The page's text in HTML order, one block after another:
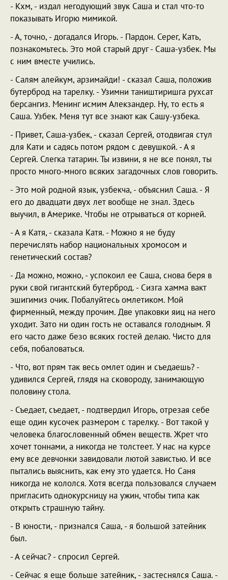
- Кхм, - издал негодующий звук Саша и стал что-то
показывать Игорю мимикой.
- А, точно, - догадался Игорь. - Пардон. Серег, Кать,
познакомьтесь. Это мой старый друг - Саша-узбек. Мы
с ним вместе учились.
- Салям алейкум, арзимайди! - сказал Саша, положив
бутерброд на тарелку. - Узимни таништиришга рухсат
берсангиз. Менинг исмим Алекзандер. Ну, то есть я
Саша. Узбек. Меня тут все знают как Сашу-узбека.
- Привет, Саша-узбек, - сказал Сергей, отодвигая стул
для Кати и садясь потом рядом с девушкой. - А я
Сергей. Слегка татарин. Ты извини, я не все понял, ты
просто много-много всяких загадочных слов говорить.
- Это мой родной язык, узбекча, - объяснил Саша. - Я
его до двадцати двух лет вообще не знал. Здесь
выучил, в Америке. Чтобы не отрываться от корней.
- А я Катя, - сказала Катя. - Можно я не буду
перечислять набор национальных хромосом и
генетический состав?
- Да можно, можно, - успокоил ее Саша, снова беря в
руки свой гигантский бутерброд. - Сизга хамма вакт
эшигимиз очик. Побалуйтесь омлетиком. Мой
фирменный, между прочим. Две упаковки яиц на него
уходит. Зато ни один гость не оставался голодным. Я
его часто даже безо всяких гостей делаю. Чисто для
себя, побаловаться.
- Что, вот прям так весь омлет один и съедаешь? -
удивился Сергей, глядя на сковороду, занимающую
половину стола.
- Съедает, съедает, - подтвердил Игорь, отрезая себе
еще один кусочек размером с тарелку. - Вот такой у
человека благословенный обмен веществ. Жрет что
хочет тоннами, а никогда не толстеет. У нас на курсе
ему все девчонки завидовали лютой завистью. И все
пытались выяснить, как ему это удается. Но Саня
никогда не кололся. Хотя всегда пользовался случаем
пригласить однокурсницу на ужин, чтобы типа как
открыть страшную тайну.
- В юности, - признался Саша, - я большой затейник
был.
- А сейчас? - спросил Сергей.
- Сейчас я еще больше затейник, - застеснялся Саша. -